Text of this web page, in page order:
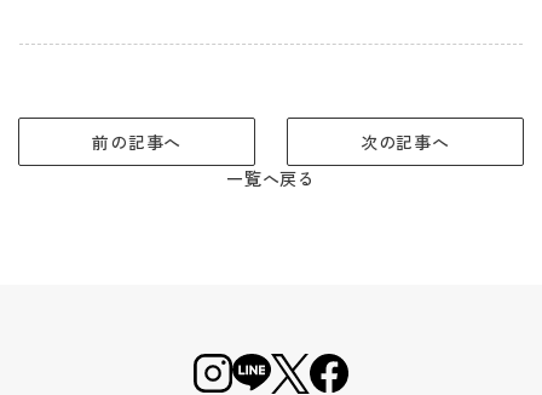
前の記事へ
一覧へ戻る
次の記事へ